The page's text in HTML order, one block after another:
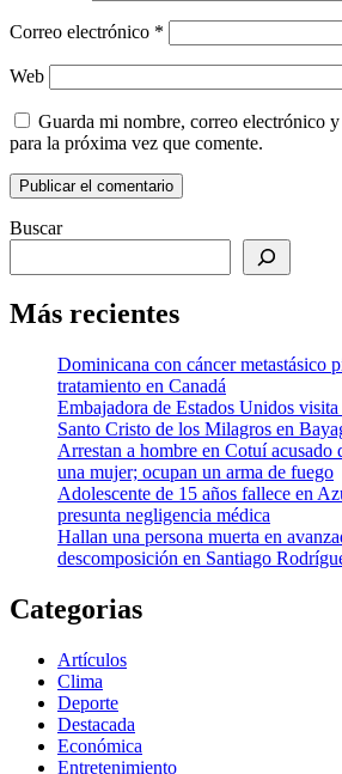
Correo electrónico *
Web
Guarda mi nombre, correo electrónico
para la próxima vez que comente.
Buscar
Más recientes
Dominicana con cáncer metastásico
tratamiento en Canadá
Embajadora de Estados Unidos
Santo Cristo de los Milagros en
Arrestan a hombre en Cotuí acusado
una mujer; ocupan un arma de fuego
Adolescente de 15 años fallece en
presunta negligencia médica
Hallan una persona muerta en
descomposición en Santiago
Categorias
Artículos
Clima
Deporte
Destacada
Económica
Entretenimiento